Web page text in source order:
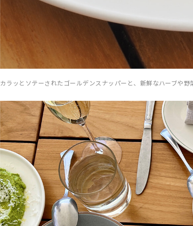
カラッとソテーされたゴールデンスナッパーと、新鮮なハーブや野